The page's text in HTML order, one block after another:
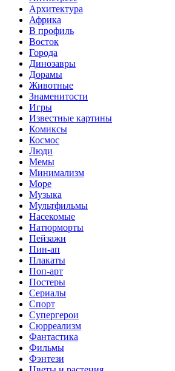
Архитектура
Африка
В профиль
Восток
Города
Динозавры
Дорамы
Животные
Знаменитости
Игры
Известные картины
Комиксы
Космос
Люди
Мемы
Минимализм
Море
Музыка
Мультфильмы
Насекомые
Натюрморты
Пейзажи
Пин-ап
Плакаты
Поп-арт
Постеры
Сериалы
Спорт
Супергерои
Сюрреализм
Фантастика
Фильмы
Фэнтези